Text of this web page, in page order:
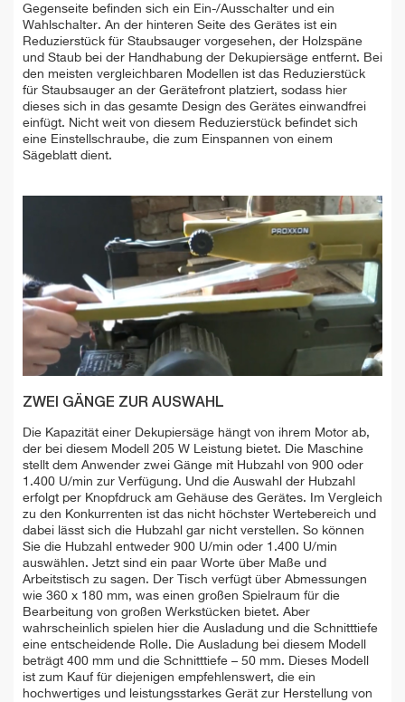
Gegenseite befinden sich ein Ein-/Ausschalter und ein
Wahlschalter. An der hinteren Seite des Gerätes ist ein
Reduzierstück für Staubsauger vorgesehen, der Holzspäne
und Staub bei der Handhabung der Dekupiersäge entfernt. Bei
den meisten vergleichbaren Modellen ist das Reduzierstück
für Staubsauger an der Gerätefront platziert, sodass hier
dieses sich in das gesamte Design des Gerätes einwandfrei
einfügt. Nicht weit von diesem Reduzierstück befindet sich
eine Einstellschraube, die zum Einspannen von einem
Sägeblatt dient.
ZWEI GÄNGE ZUR AUSWAHL
Die Kapazität einer Dekupiersäge hängt von ihrem Motor ab,
der bei diesem Modell 205 W Leistung bietet. Die Maschine
stellt dem Anwender zwei Gänge mit Hubzahl von 900 oder
1.400 U/min zur Verfügung. Und die Auswahl der Hubzahl
erfolgt per Knopfdruck am Gehäuse des Gerätes. Im Vergleich
zu den Konkurrenten ist das nicht höchster Wertebereich und
dabei lässt sich die Hubzahl gar nicht verstellen. So können
Sie die Hubzahl entweder 900 U/min oder 1.400 U/min
auswählen. Jetzt sind ein paar Worte über Maße und
Arbeitstisch zu sagen. Der Tisch verfügt über Abmessungen
wie 360 x 180 mm, was einen großen Spielraum für die
Bearbeitung von großen Werkstücken bietet. Aber
wahrscheinlich spielen hier die Ausladung und die Schnitttiefe
eine entscheidende Rolle. Die Ausladung bei diesem Modell
beträgt 400 mm und die Schnitttiefe – 50 mm. Dieses Modell
ist zum Kauf für diejenigen empfehlenswert, die ein
hochwertiges und leistungsstarkes Gerät zur Herstellung von